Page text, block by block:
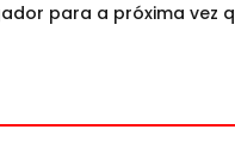
para a próxima vez